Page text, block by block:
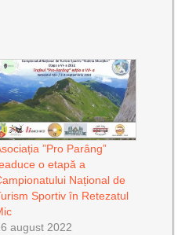
”Pro Parâng”
o etapă a
Național de
Sportiv în Retezatul
august 2022